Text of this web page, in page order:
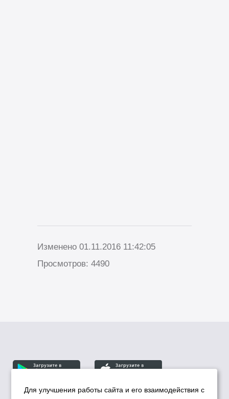
Изменено 01.11.2016 11:42:05
Просмотров: 4490
Для улучшения работы сайта и его взаимодействия с